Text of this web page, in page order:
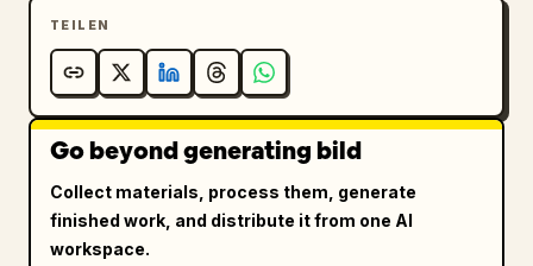
Tiefe Schatten mit hohem Kontrast
Volumetrische Atmosphäre und subtiler Dunst
Charakter-Details:
TEILEN
Go beyond generating bild
Collect materials, process them, generate
finished work, and distribute it from one AI
workspace.